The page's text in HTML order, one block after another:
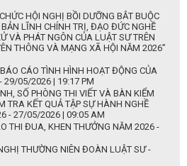
HỘI NGHỊ BỒI DƯỠNG BẮT BUỘC
LĨNH CHÍNH TRỊ, ĐẠO ĐỨC NGHỀ
VÀ PHÁT NGÔN CỦA LUẬT SƯ TRÊN
THÔNG VÀ MẠNG XÃ HỘI NĂM 2026”
CÁO TÌNH HÌNH HOẠT ĐỘNG CỦA
29/05/2026 | 19:17 PM
SỐ PHÒNG THI VIẾT VÀ BÀN KIỂM
TRA KẾT QUẢ TẬP SỰ HÀNH NGHỀ
- 27/05/2026 | 09:05 AM
THI ĐUA, KHEN THƯỞNG NĂM 2026 -
THƯỜNG NIÊN ĐOÀN LUẬT SƯ -